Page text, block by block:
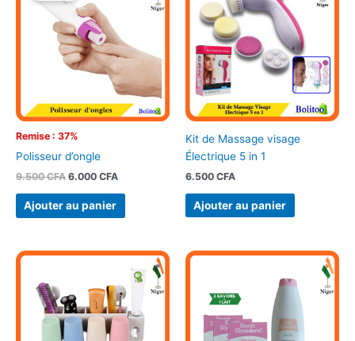
Remise : 37%
Polisseur d’ongle
9.500CFA
était :
9.500 CFA.
6.000 CFA
Ajouter au panier
Kit de Massage visage
Électrique 5 in 1
6.500 CFA
Ajouter au panier